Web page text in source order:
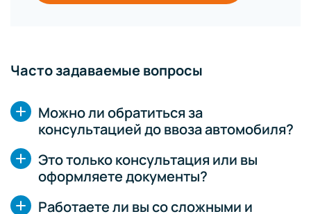
Часто задаваемые вопросы
Можно ли обратиться за
консультацией до ввоза автомобиля?
Это только консультация или вы
оформляете документы?
Работаете ли вы со сложными и